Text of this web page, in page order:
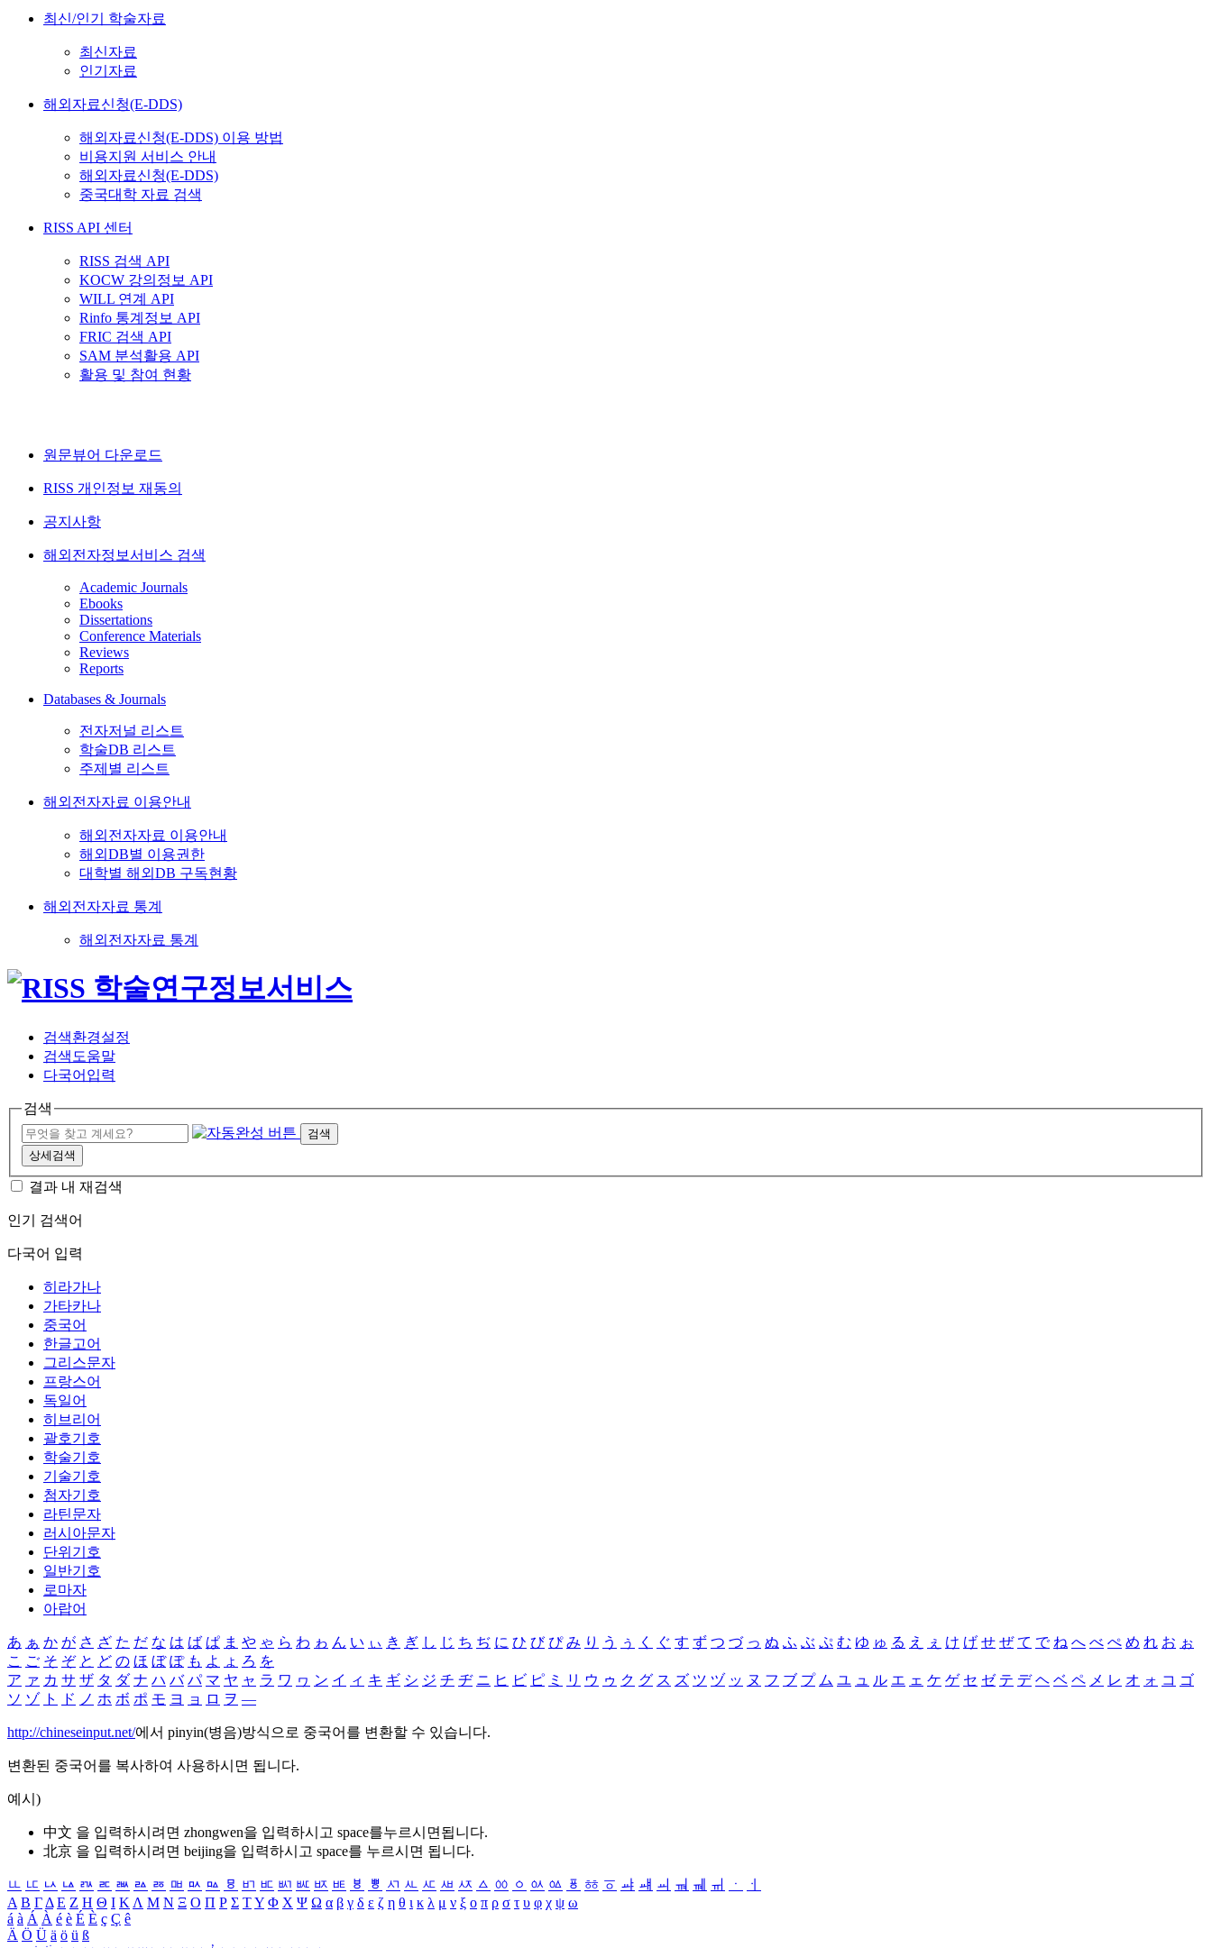
최신/인기 학술자료
최신자료
인기자료
해외자료신청(E-DDS)
해외자료신청(E-DDS) 이용 방법
비용지원 서비스 안내
해외자료신청(E-DDS)
중국대학 자료 검색
RISS API 센터
RISS 검색 API
KOCW 강의정보 API
WILL 연계 API
Rinfo 통계정보 API
FRIC 검색 API
SAM 분석활용 API
활용 및 참여 현황
원문뷰어 다운로드
RISS 개인정보 재동의
공지사항
해외전자정보서비스 검색
Academic Journals
Ebooks
Dissertations
Conference Materials
Reviews
Reports
Databases & Journals
전자저널 리스트
학술DB 리스트
주제별 리스트
해외전자자료 이용안내
해외전자자료 이용안내
해외DB별 이용권한
대학별 해외DB 구독현황
해외전자자료 통계
해외전자자료 통계
검색환경설정
검색도움말
다국어입력
검색
검색
상세검색
결과 내 재검색
인기 검색어
다국어 입력
히라가나
가타카나
중국어
한글고어
그리스문자
프랑스어
독일어
히브리어
괄호기호
학술기호
기술기호
첨자기호
라틴문자
러시아문자
단위기호
일반기호
로마자
아랍어
あ ぁ か が さ ざ た だ な は ば ぱ ま や ゃ ら わ ゎ ん い ぃ き ぎ し じ ち ぢ に ひ び ぴ み り う ぅ く ぐ す ず つ づ っ ぬ ふ ぶ ぷ む ゆ ゅ る え ぇ け げ せ ぜ て で ね へ べ ぺ め れ お ぉ
こ ご そ ぞ と ど の ほ ぼ ぽ も よ ょ ろ を
ア ァ カ サ ザ タ ダ ナ ハ バ パ マ ヤ ャ ラ ワ ヮ ン イ ィ キ ギ シ ジ チ ヂ ニ ヒ ビ ピ ミ リ ウ ゥ ク グ ス ズ ツ ヅ ッ ヌ フ ブ プ ム ユ ュ ル エ ェ ケ ゲ セ ゼ テ デ ヘ ベ ペ メ レ オ ォ コ ゴ
ソ ゾ ト ド ノ ホ ボ ポ モ ヨ ョ ロ ヲ ―
http://chineseinput.net/에서 pinyin(병음)방식으로 중국어를 변환할 수 있습니다.
변환된 중국어를 복사하여 사용하시면 됩니다.
예시)
中文 을 입력하시려면 zhongwen을 입력하시고 space를누르시면됩니다.
北京 을 입력하시려면 beijing을 입력하시고 space를 누르시면 됩니다.
ㅥ ㅦ ㅧ ㅨ ㅩ ㅪ ㅫ ㅬ ㅭ ㅮ ㅯ ㅰ ㅱ ㅲ ㅳ ㅴ ㅵ ㅶ ㅷ ㅸ ㅹ ㅺ ㅻ ㅼ ㅽ ㅾ ㅿ ㆀ ㆁ ㆂ ㆃ ㆄ ㆅ ㆆ ㆇ ㆈ ㆉ ㆊ ㆋ ㆌ ㆍ
ㆎ
Α Β ΓΔ Ε Ζ Η Θ Ι ΚΛ Μ Ν Ξ Ο Π Ρ Σ ΤΥ Φ Χ Ψ Ω α β γ δ ε ζ η θ ι κ λ μ ν ξ ο π ρ σ τ υ φ χ ψ ω
á à Á À é è É È ç Ç ê
Ä Ö Ü ä ö ü ß